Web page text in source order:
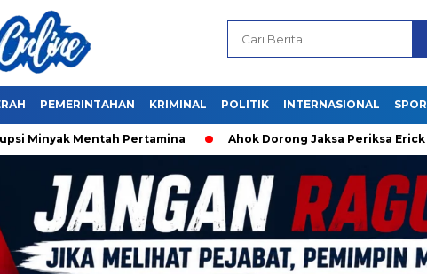
PEMERINTAHAN KRIMINAL POLITIK INTERNASIONAL
Minyak Mentah Pertamina Ahok Dorong Jaksa Periksa Erick